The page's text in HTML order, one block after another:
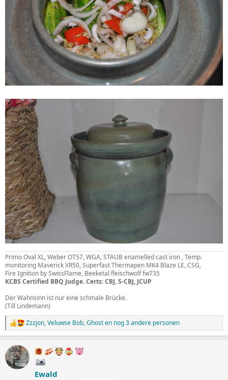
Primo Oval XL, Weber OT57, WGA, STAUB enamelled cast iron , Temp.
monitoring Maverick XR50, Superfast Thermapen MK4 Blaze LE, CSG,
Fire Ignition by SwissFlame, Beeketal fleischwolf fw735
KCBS Certified BBQ Judge. Certs: CBJ, S-CBJ, JCUP
Der Wahnsinn ist nur eine schmale Brücke.
(Till Lindemann)
W
a
r
d
e
Zzzjon,Veluwse Bob,Ghosten nog 3 andere personen
Ewald